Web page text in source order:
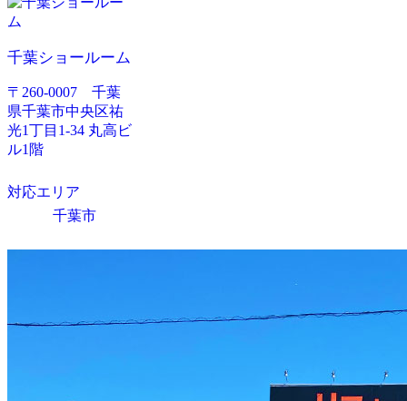
千葉ショールーム
〒260-0007 千葉
県千葉市中央区祐
光1丁目1-34 丸高ビ
ル1階
対応エリア
千葉市